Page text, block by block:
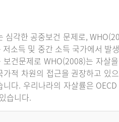
심각한 공중보건 문제로,
소득 및 중간 소득 국가에서 발
건문제로 WHO(2008)는 자살
적 차원의 접근을 권장하고 있
다. 우리나라의 자살률은
습니다.